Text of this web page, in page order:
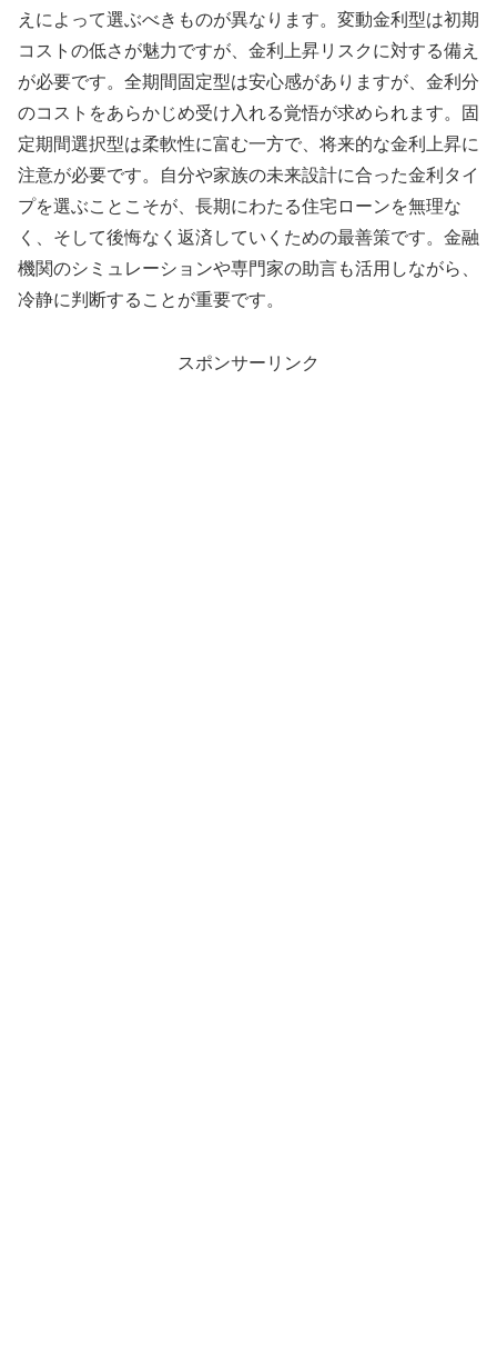
えによって選ぶべきものが異なります。変動金利型は初期
コストの低さが魅力ですが、金利上昇リスクに対する備え
が必要です。全期間固定型は安心感がありますが、金利分
のコストをあらかじめ受け入れる覚悟が求められます。固
定期間選択型は柔軟性に富む一方で、将来的な金利上昇に
注意が必要です。自分や家族の未来設計に合った金利タイ
プを選ぶことこそが、長期にわたる住宅ローンを無理な
く、そして後悔なく返済していくための最善策です。金融
機関のシミュレーションや専門家の助言も活用しながら、
冷静に判断することが重要です。
スポンサーリンク